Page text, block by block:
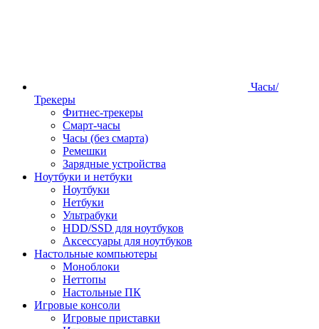
Часы/
Трекеры
Фитнес-трекеры
Смарт-часы
Часы (без смарта)
Ремешки
Зарядные устройства
Ноутбуки и нетбуки
Ноутбуки
Нетбуки
Ультрабуки
HDD/SSD для ноутбуков
Аксессуары для ноутбуков
Настольные компьютеры
Моноблоки
Неттопы
Настольные ПК
Игровые консоли
Игровые приставки